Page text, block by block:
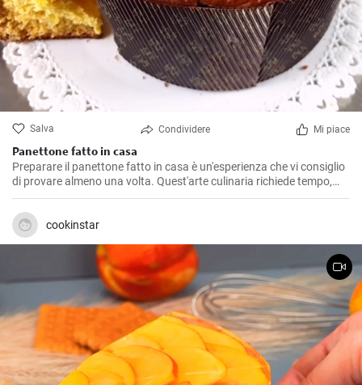
Salva Condividere Mi piace
Panettone fatto in casa
Preparare il panettone fatto in casa è un'esperienza che vi consiglio
di provare almeno una volta. Quest'arte culinaria richiede tempo,
pazienza e grande passione, ma vi assicuro che vedrete ripagati i
vostri sforzi con grandi soddisfazioni. La mia ricetta, basata su
tradizioni familiari e qualche personalizzazione, vi offrirà un
panettone soffice, aromatico e delizioso, molto diverso dai tipi
industriali che si comprano in negozio.
cookinstar